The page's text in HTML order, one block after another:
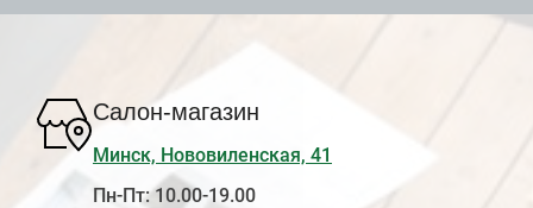
Салон-магазин
Минск, Нововиленская, 41
Пн-Пт: 10.00-19.00